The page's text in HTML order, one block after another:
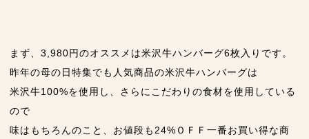
まず、3,980円のオススメは米沢牛ハンバーグ6枚入りです。
昨年の母の日特集でも人気商品の米沢牛ハンバーグは
米沢牛100%を使用し、さらにこだわりの食材を使用している
ので
味はもちろんのこと、お値段も24%ＯＦＦ一番お買い得な商